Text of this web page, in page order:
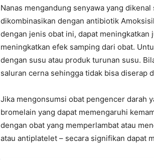
Nanas mengandung senyawa yang
dikombinasikan dengan antibiotik
dengan jenis obat ini, dapat
meningkatkan efek samping dari obat.
dengan susu atau produk turunan susu.
saluran cerna sehingga tidak bisa diserap
Jika mengonsumsi obat pengencer darah
bromelain yang dapat memengaruhi
dengan obat yang memperlambat atau
atau antiplatelet – secara signifikan dapat